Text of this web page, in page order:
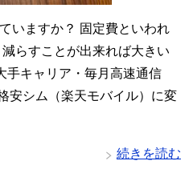
いますか？ 固定費といわれ
らすことが出来れば大きい
手キャリア・毎月高速通信
安シム（楽天モバイル）に変
続きを読む